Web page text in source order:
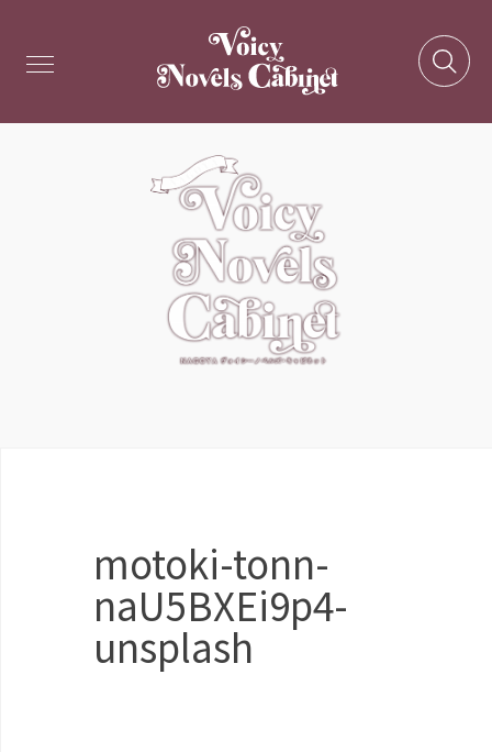
motoki-tonn-
naU5BXEi9p4-
unsplash